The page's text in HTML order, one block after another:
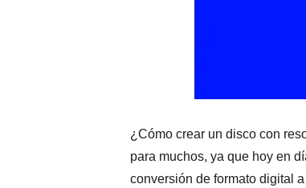
¿Cómo crear un disco con
para muchos, ya que hoy en
conversión de formato digital